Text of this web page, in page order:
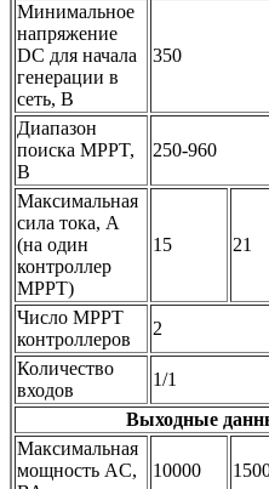
Минимальное
напряжение
DC для начала
генерации в
сеть, В
350
Диапазон
поиска MPPT,
В
250-960
Максимальная
сила тока, А
(на один
контроллер
МРРТ)
15 21
Число MPPТ
контроллеров
2
Количество
входов
1/1
Выходные
Максимальная
мощность AC,
10000